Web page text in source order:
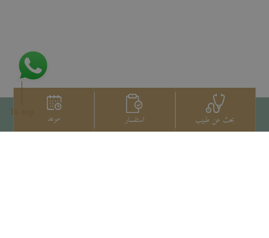
بحث عن طبيب استفسار موعد To top